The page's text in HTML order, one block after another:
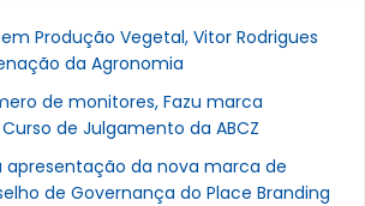
Produção Vegetal, Vitor Rodrigues
da Agronomia
de monitores, Fazu marca
de Julgamento da ABCZ
apresentação da nova marca de
de Governança do Place Branding